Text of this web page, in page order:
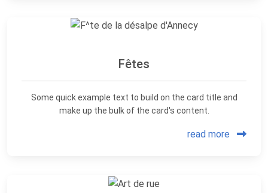
Fêtes
Some quick example text to build on the card title and
make up the bulk of the card's content.
read more